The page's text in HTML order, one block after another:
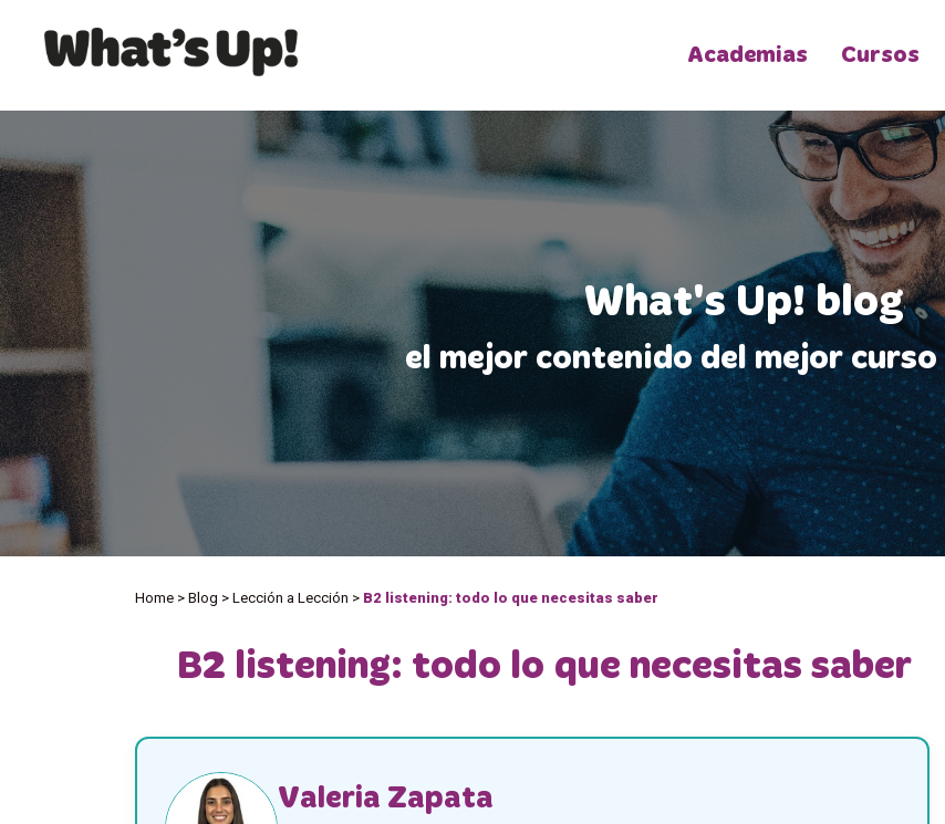
Academias Cursos
What's Up! blog
el mejor contenido del mejor curso
Home > Blog > Lección a Lección > B2 listening: todo lo que necesitas saber
B2 listening: todo lo que necesitas saber
Valeria Zapata